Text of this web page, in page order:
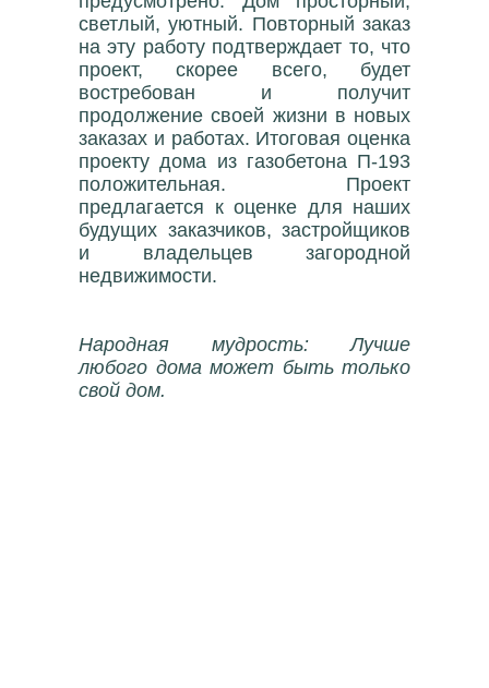
светлый, уютный. Повторный заказ
на эту работу подтверждает то, что
проект, скорее всего, будет
востребован и получит
продолжение своей жизни в новых
заказах и работах. Итоговая оценка
проекту дома из газобетона П-193
положительная. Проект
предлагается к оценке для наших
будущих заказчиков, застройщиков
и владельцев загородной
недвижимости.
Народная мудрость: Лучше
любого дома может быть только
свой дом.